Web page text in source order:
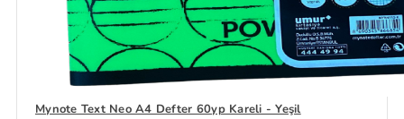
Mynote Text Neo A4 Defter 60yp Kareli - Yeşil